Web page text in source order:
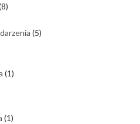
(5)
(1)
(1)